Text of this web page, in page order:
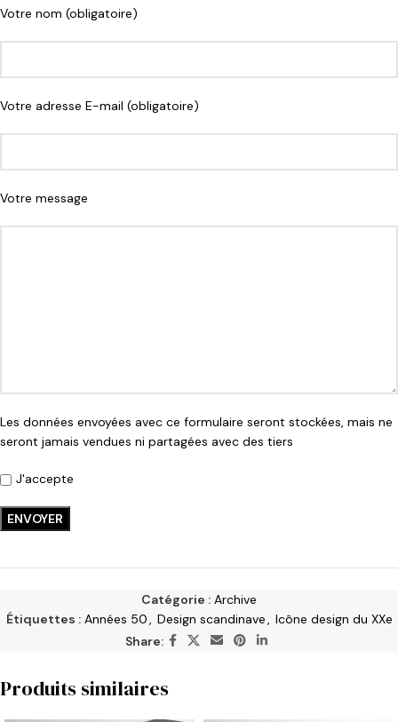
Votre nom (obligatoire)
Votre adresse E-mail (obligatoire)
Votre message
Les données envoyées avec ce formulaire seront stockées, mais ne
seront jamais vendues ni partagées avec des tiers
J'accepte
Catégorie : Archive
Étiquettes : Années 50, Design scandinave, Icône design du XXe
Share:
Produits similaires